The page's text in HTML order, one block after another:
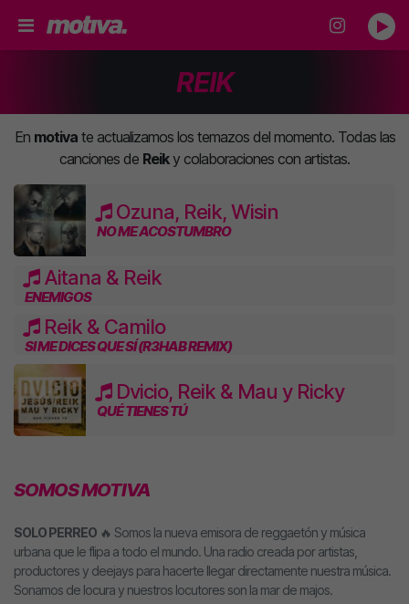
REIK
En motivate actualizamos los temazos del momento. Todas las
canciones de Reiky colaboraciones con artistas.
Ozuna, Reik, Wisin
NO ME ACOSTUMBRO
Aitana & Reik
ENEMIGOS
Reik & Camilo
SI ME DICES QUE SÍ (R3HAB REMIX)
Dvicio, Reik & Mau y Ricky
QUÉ TIENES TÚ
SOMOS MOTIVA
SOLO PERREO 🔥 Somos la nueva emisora de reggaetón y música
urbana que le flipa a todo el mundo. Una radio creada por artistas,
productores y deejays para hacerte llegar directamente nuestra música.
Sonamos de locura y nuestros locutores son la mar de majos.